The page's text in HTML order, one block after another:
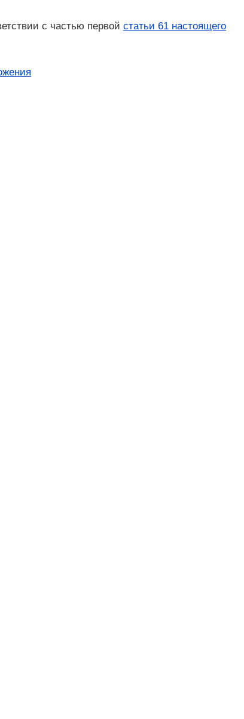
с частью первой статьи 61 настоящего